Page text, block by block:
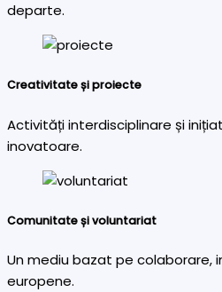
departe.
Creativitate și proiecte
Activități interdisciplinare și
inovatoare.
Comunitate și voluntariat
Un mediu bazat pe colaborare,
europene.